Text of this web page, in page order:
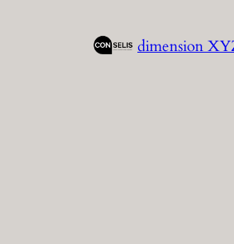
dimension